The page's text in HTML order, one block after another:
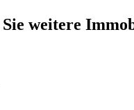
weitere